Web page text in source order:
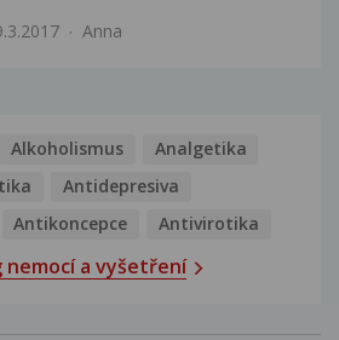
Anna
Alkoholismus
Analgetika
Antidepresiva
Antikoncepce Antivirotika
nemocí a vyšetření